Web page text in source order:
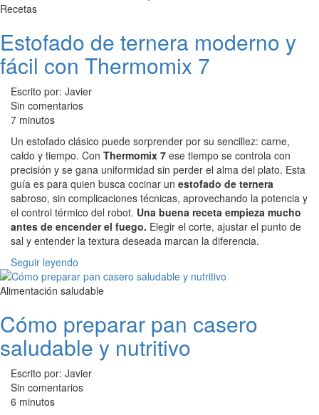
Recetas
Estofado de ternera moderno y
fácil con Thermomix 7
Escrito por: Javier
Sin comentarios
7 minutos
Un estofado clásico puede sorprender por su sencillez: carne,
caldo y tiempo. Con Thermomix 7 ese tiempo se controla con
precisión y se gana uniformidad sin perder el alma del plato. Esta
guía es para quien busca cocinar un estofado de ternera
sabroso, sin complicaciones técnicas, aprovechando la potencia y
el control térmico del robot. Una buena receta empieza mucho
antes de encender el fuego. Elegir el corte, ajustar el punto de
sal y entender la textura deseada marcan la diferencia.
Seguir leyendo
Alimentación saludable
Cómo preparar pan casero
saludable y nutritivo
Escrito por: Javier
Sin comentarios
6 minutos